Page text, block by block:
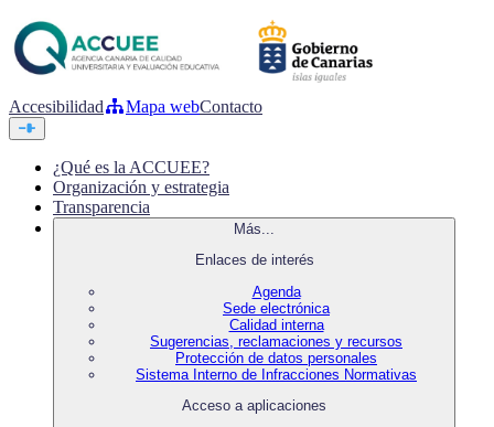
Accesibilidad Mapa webContacto
¿Qué es la ACCUEE?
Organización y estrategia
Transparencia
Más...
Enlaces de interés
Agenda
Sede electrónica
Calidad interna
Sugerencias, reclamaciones y recursos
Protección de datos personales
Sistema Interno de Infracciones Normativas
Acceso a aplicaciones